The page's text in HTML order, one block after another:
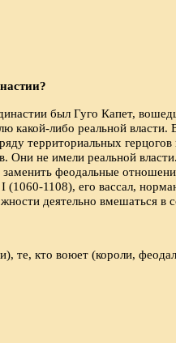
был Гуго Капет,
либо реальной
территориальных
не имели реальной
феодальные
1108), его вассал,
деятельно вмешаться в
те, кто воюет (короли,